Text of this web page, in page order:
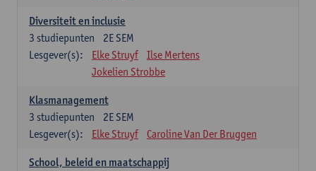
Diversiteit en inclusie
2E SEM
3 studiepunten
Lesgever(s):
Elke Struyf
Ilse Mertens
Jokelien Strobbe
Klasmanagement
2E SEM
3 studiepunten
Lesgever(s):
Elke Struyf Caroline Van Der Bruggen
School, beleid en maatschappij